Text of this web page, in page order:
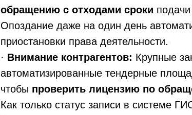
обращению с отходами сроки
Опоздание даже на один день
приостановки права деятельности.
· Внимание контрагентов: Крупные
автоматизированные тендерные
чтобы проверить лицензию по
Как только статус записи в системе